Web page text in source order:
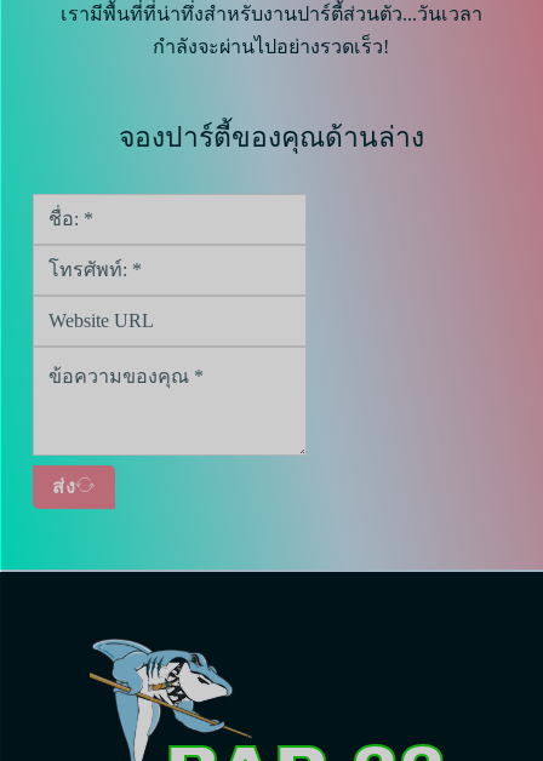
เรามีพื้นที่ที่น่าทึ่งสำหรับงานปาร์ตี้ส่วนตัว...วันเวลา
กำลังจะผ่านไปอย่างรวดเร็ว!
จองปาร์ตี้ของคุณด้านล่าง
ส่ง